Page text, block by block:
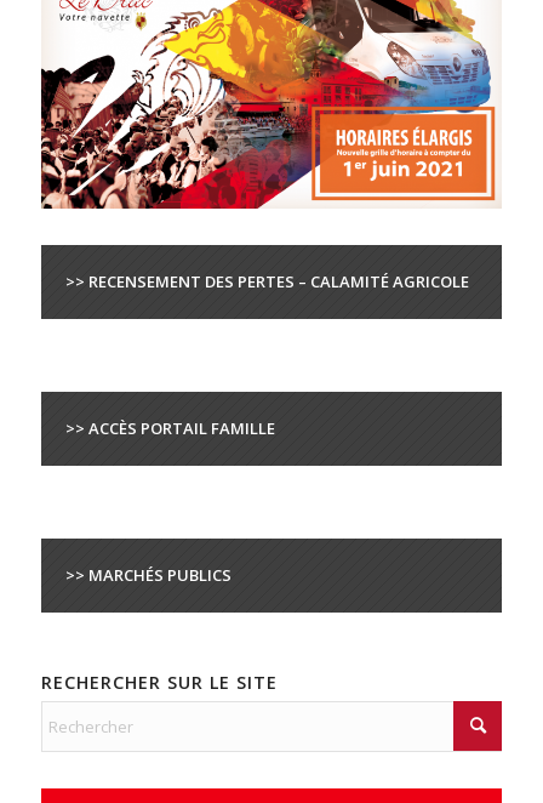
>> RECENSEMENT DES PERTES – CALAMITÉ AGRICOLE
>> ACCÈS PORTAIL FAMILLE
>> MARCHÉS PUBLICS
RECHERCHER SUR LE SITE